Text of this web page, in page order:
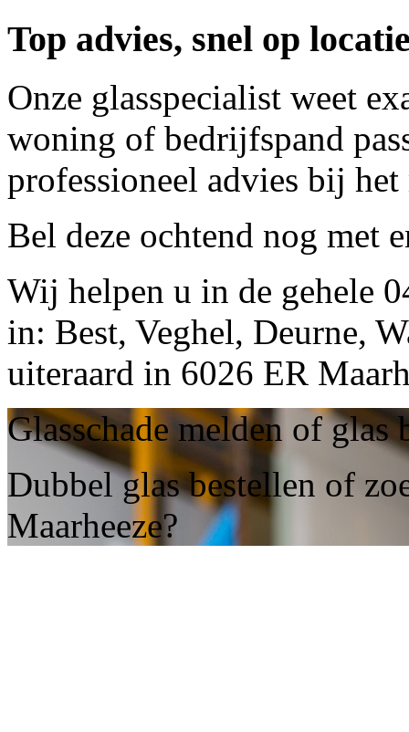
Top advies, snel op
Onze glasspecialist weet
woning of bedrijfspand
professioneel advies bij
Bel deze ochtend nog met
Wij helpen u in de gehele
in: Best, Veghel, Deurne,
uiteraard in 6026 ER
Glasschade melden of glas
Dubbel glas bestellen of
Maarheeze?